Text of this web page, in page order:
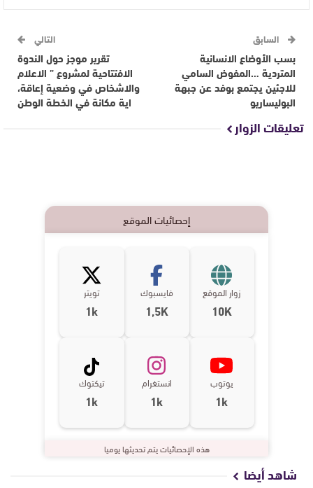
السابق
بسب الأوضاع الانسانية
المتردية …المفوض السامي
للاجئين يجتمع بوفد عن جبهة
البوليساريو
التالي
تقرير موجز حول الندوة
الافتتاحية لمشروع ” الاعلام
والاشخاص في وضعية إعاقة،
اية مكانة في الخطة الوطن
تعليقات الزوار
إحصائيات الموقع
زوار الموقع
10K
فايسبوك
1,5K
تويتر
1k
يوتوب
1k
انستغرام
1k
تيكتوك
1k
هذه الإحصائيات يتم تحديثها يوميا
شاهد أيضا